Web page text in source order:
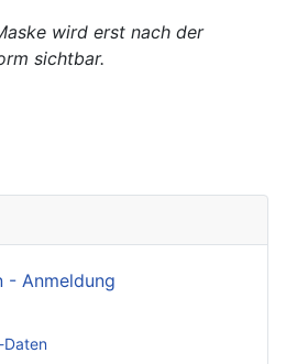
wird erst nach der
sichtbar.
- Anmeldung
Daten